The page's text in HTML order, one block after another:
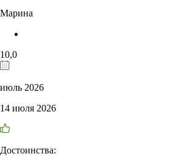
Марина
10,0
июль 2026
14 июля 2026
Достоинства: